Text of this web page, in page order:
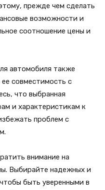
прежде чем сделать
возможности и
соотношение цены и
автомобиля также
совместимость с
что выбранная
и характеристикам к
проблем с
внимание на
Выбирайте надежных и
быть уверенными в